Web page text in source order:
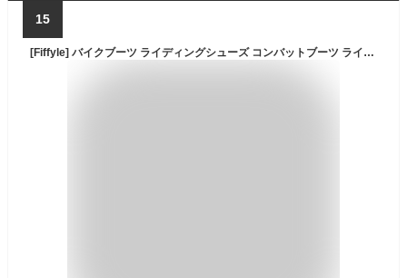
15
[Fiffyle] バイクブーツ ライディングシューズ コンバットブーツ ライダーブーツ 強化防衛性 レーシングブーツ バイク用靴 耐衝撃 山登り靴 通気 バイク用品 オートバイ靴 男女兼用 四季 (26.5cm)